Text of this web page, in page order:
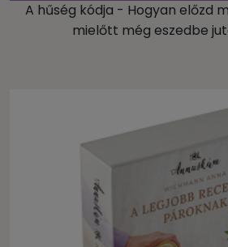
A hűség kódja - Hogyan előzd
mielőtt még eszedbe